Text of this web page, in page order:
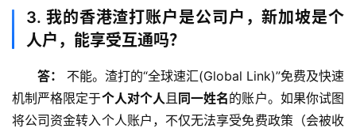
3. 我的香港渣打账户是公司户，新加坡是个
人户，能享受互通吗？
答：
不能。渣打的“全球速汇(Global Link)”免费及快速
机制严格限定于个人对个人且 同一姓名的账户。如果你试图
将公司资金转入个人账户，不仅无法享受免费政策（会被收